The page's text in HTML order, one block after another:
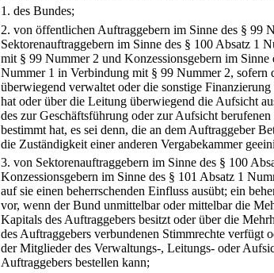
1. des Bundes;
2. von öffentlichen Auftraggebern im Sinne des § 99
Sektorenauftraggebern im Sinne des § 100 Absatz 1
mit § 99 Nummer 2 und Konzessionsgebern im Sinne
Nummer 1 in Verbindung mit § 99 Nummer 2, sofern
überwiegend verwaltet oder die sonstige
hat oder über die Leitung überwiegend die Aufsicht
des zur Geschäftsführung oder zur Aufsicht
bestimmt hat, es sei denn, die an dem Auftraggeber
die Zuständigkeit einer anderen Vergabekammer
3. von Sektorenauftraggebern im Sinne des § 100
Konzessionsgebern im Sinne des § 101 Absatz 1
auf sie einen beherrschenden Einfluss ausübt; ein
vor, wenn der Bund unmittelbar oder mittelbar die
Kapitals des Auftraggebers besitzt oder über die
des Auftraggebers verbundenen Stimmrechte verfügt
der Mitglieder des Verwaltungs-, Leitungs- oder
Auftraggebers bestellen kann;